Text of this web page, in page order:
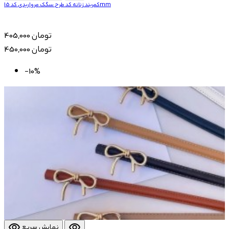
کمربند زنانه کد طرح سگک مرواریدی کد 15mm
405,000 تومان
450,000 تومان
-10%